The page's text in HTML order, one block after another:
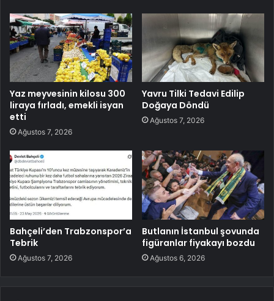
Yaz meyvesinin kilosu 300
liraya fırladı, emekli isyan
etti
Ağustos 7, 2026
Yavru Tilki Tedavi Edilip
Doğaya Döndü
Ağustos 7, 2026
Bahçeli’den Trabzonspor’a
Tebrik
Ağustos 7, 2026
Butlanın İstanbul şovunda
figüranlar fiyakayı bozdu
Ağustos 6, 2026